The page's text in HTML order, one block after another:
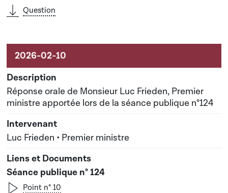
Question
Réponse orale de Monsieur Luc Frieden, Premier
ministre apportée lors de la séance publique n°124
Luc Frieden • Premier ministre
Séance publique n° 124
Point n° 10